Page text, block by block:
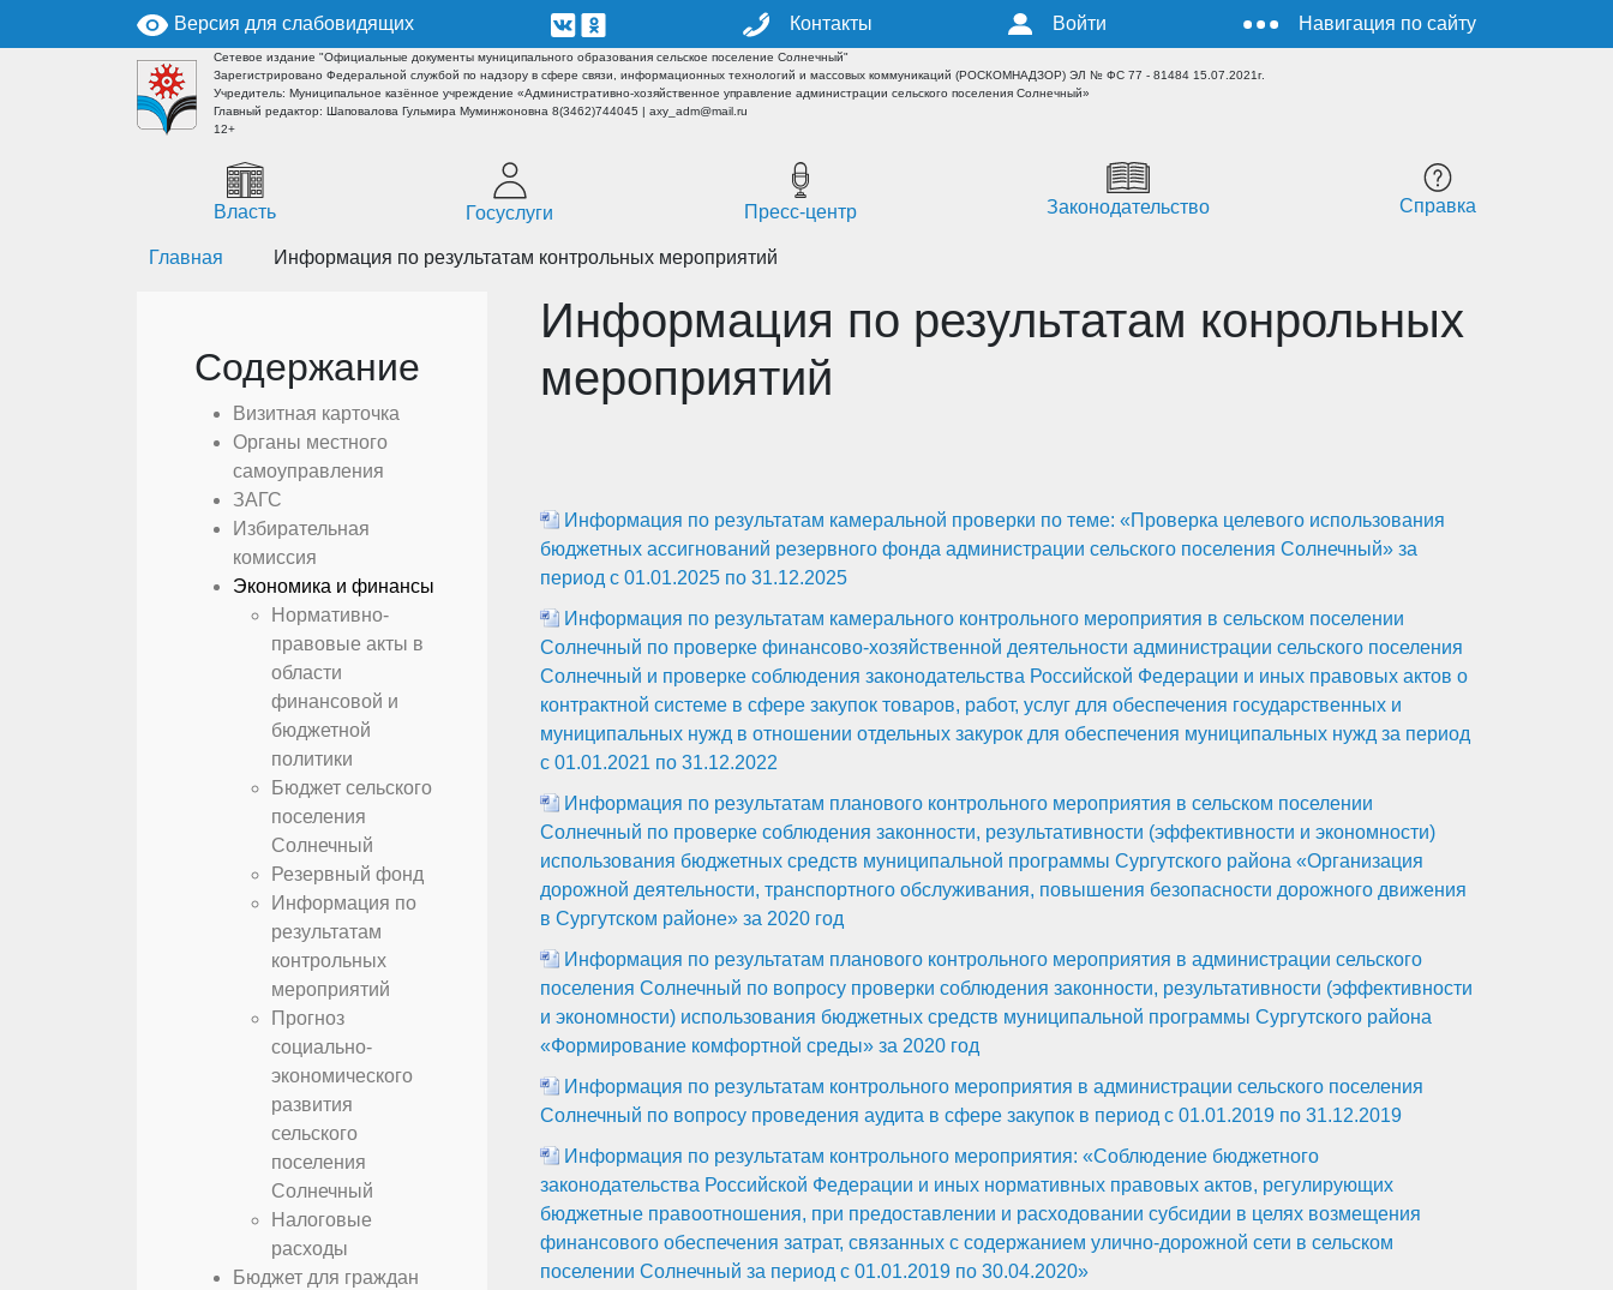
Версия для слабовидящих Контакты Войти Навигация по сайту
Сетевое издание "Официальные документы муниципального образования сельское поселение Солнечный"
Зарегистрировано Федеральной службой по надзору в сфере связи, информационных технологий и массовых коммуникаций (РОСКОМНАДЗОР) ЭЛ № ФС 77 - 81484 15.07.2021г.
Учредитель: Муниципальное казённое учреждение «Административно-хозяйственное управление администрации сельского поселения Солнечный»
Главный редактор: Шаповалова Гульмира Муминжоновна 8(3462)744045 | axy_adm@mail.ru
12+
Власть Госуслуги Пресс-центр Законодательство Справка
Главная Информация по результатам контрольных мероприятий
Информация по результатам конрольных
мероприятий
Информация по результатам камеральной проверки по теме: «Проверка целевого использования
бюджетных ассигнований резервного фонда администрации сельского поселения Солнечный» за
период с 01.01.2025 по 31.12.2025
Информация по результатам камерального контрольного мероприятия в сельском поселении
Солнечный по проверке финансово-хозяйственной деятельности администрации сельского поселения
Солнечный и проверке соблюдения законодательства Российской Федерации и иных правовых актов о
контрактной системе в сфере закупок товаров, работ, услуг для обеспечения государственных и
муниципальных нужд в отношении отдельных закурок для обеспечения муниципальных нужд за период
с 01.01.2021 по 31.12.2022
Информация по результатам планового контрольного мероприятия в сельском поселении
Солнечный по проверке соблюдения законности, результативности (эффективности и экономности)
использования бюджетных средств муниципальной программы Сургутского района «Организация
дорожной деятельности, транспортного обслуживания, повышения безопасности дорожного движения
в Сургутском районе» за 2020 год
Информация по результатам планового контрольного мероприятия в администрации сельского
поселения Солнечный по вопросу проверки соблюдения законности, результативности (эффективности
и экономности) использования бюджетных средств муниципальной программы Сургутского района
«Формирование комфортной среды» за 2020 год
Информация по результатам контрольного мероприятия в администрации сельского поселения
Солнечный по вопросу проведения аудита в сфере закупок в период с 01.01.2019 по 31.12.2019
Информация по результатам контрольного мероприятия: «Соблюдение бюджетного
законодательства Российской Федерации и иных нормативных правовых актов, регулирующих
бюджетные правоотношения, при предоставлении и расходовании субсидии в целях возмещения
финансового обеспечения затрат, связанных с содержанием улично-дорожной сети в сельском
поселении Солнечный за период с 01.01.2019 по 30.04.2020»
Содержание
Визитная карточка
Органы местного
самоуправления
ЗАГС
Избирательная
комиссия
Экономика и финансы
Нормативно-
правовые акты в
области
финансовой и
бюджетной
политики
Бюджет сельского
поселения
Солнечный
Резервный фонд
Информация по
результатам
контрольных
мероприятий
Прогноз
социально-
экономического
развития
сельского
поселения
Солнечный
Налоговые
расходы
Бюджет для граждан